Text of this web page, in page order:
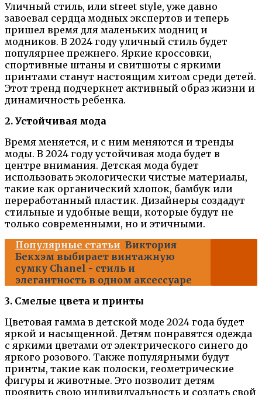
Уличный стиль, или street style, уже давно
завоевал сердца модных экспертов и теперь
пришел время для маленьких модниц и
модников. В 2024 году уличный стиль будет
популярнее прежнего. Яркие кроссовки,
спортивные штаны и свитшоты с яркими
принтами станут настоящим хитом среди детей.
Этот тренд подчеркнет активный образ жизни и
динамичность ребенка.
2. Устойчивая мода
Время меняется, и с ним меняются и тренды
моды. В 2024 году устойчивая мода будет в
центре внимания. Детская мода будет
использовать экологически чистые материалы,
такие как органический хлопок, бамбук или
переработанный пластик. Дизайнеры создадут
стильные и удобные вещи, которые будут не
только современными, но и этичными.
Популярные статьи Виктория
Бекхэм выбирает винтажную
сумку Chanel - стиль и
элегантность в одном аксессуаре
3. Смелые цвета и принты
Цветовая гамма в детской моде 2024 года будет
яркой и насыщенной. Детям понравятся одежда
с яркими цветами от электрического синего до
яркого розового. Также популярными будут
принты, такие как полоски, геометрические
фигуры и животные. Это позволит детям
проявить свою индивидуальность и создать свой